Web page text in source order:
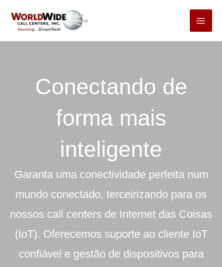
para
Conectando de
forma mais
inteligente
Garanta uma conectividade perfeita num
mundo conectado, terceirizando para os
nossos call centers de Internet das Coisas
(IoT). Oferecemos suporte ao cliente IoT
confiável e gestão de dispositivos para